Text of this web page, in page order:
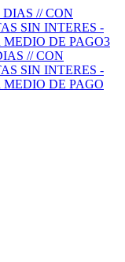
DIAS // CON
SIN INTERES -
DE PAGO3
// CON
SIN INTERES -
DE PAGO